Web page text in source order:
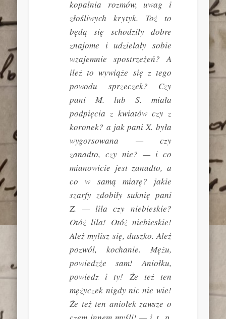
kopalnia rozmów, uwag i
złośliwych krytyk. Toż to
będą się schodziły dobre
znajome i udzielały sobie
wzajemnie spostrzeżeń? A
ileż to wywiąże się z tego
powodu sprzeczek? Czy
pani M. lub S. miała
podpięcia z kwiatów czy z
koronek? a jak pani X. była
wygorsowana — czy
zanadto, czy nie? — i co
mianowicie jest zanadto, a
co w samą miarę? jakie
szarfy zdobiły suknię pani
Z. — lila czy niebieskie?
Otóż lila! Otóż niebieskie!
Ależ mylisz się, duszko. Ależ
pozwól, kochanie. Mężu,
powiedzże sam! Aniołku,
powiedz i ty! Że też ten
mężyczek nigdy nic nie wie!
Że też ten aniołek zawsze o